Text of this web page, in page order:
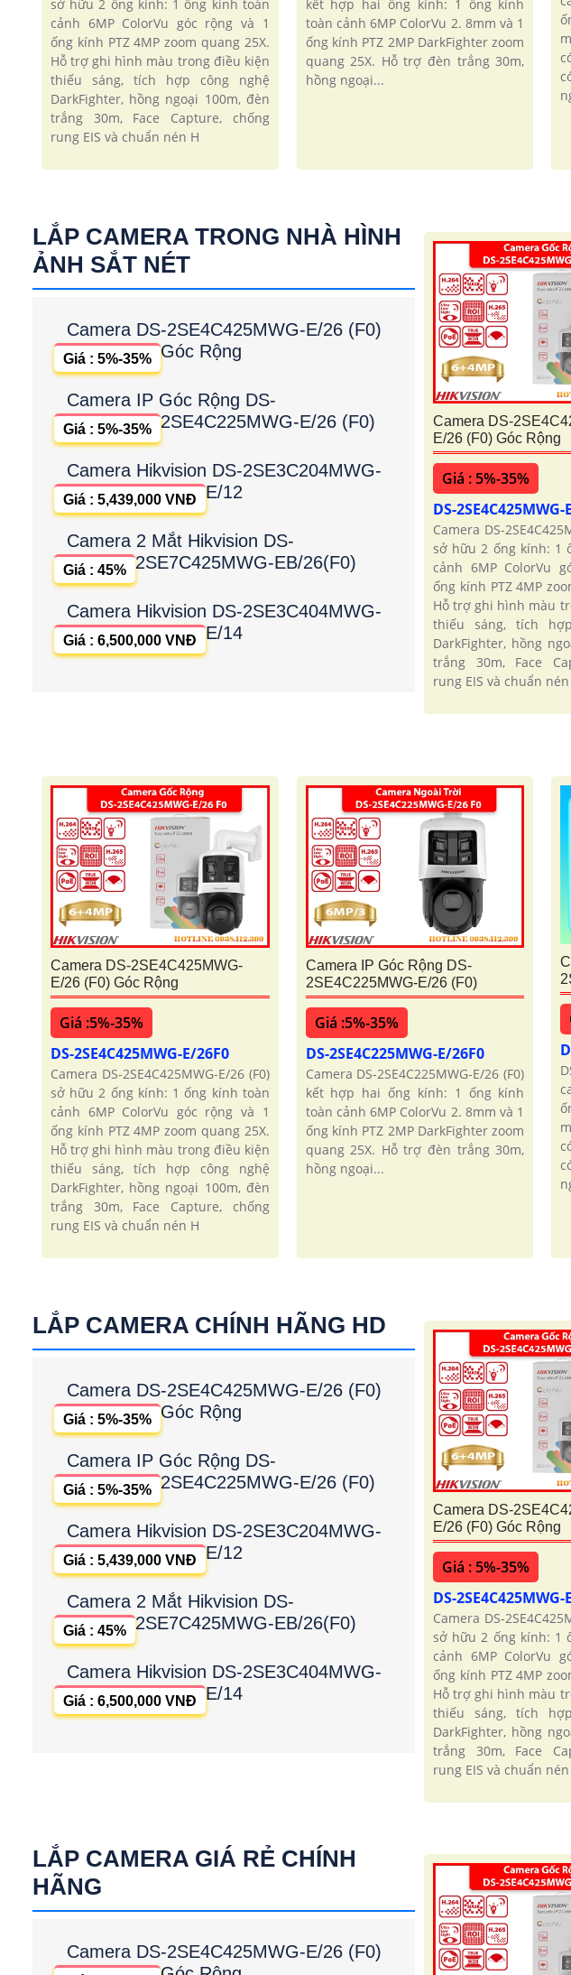
sở hữu 2 ống kính: 1 ống kính toàn
cảnh 6MP ColorVu góc rộng và 1
ống kính PTZ 4MP zoom quang 25X.
Hỗ trợ ghi hình màu trong điều kiện
thiếu sáng, tích hợp công nghệ
DarkFighter, hồng ngoại 100m, đèn
trắng 30m, Face Capture, chống
rung EIS và chuẩn nén H
kết hợp hai ống kính: 1 ống kính
toàn cảnh 6MP ColorVu 2. 8mm và 1
ống kính PTZ 2MP DarkFighter zoom
quang 25X. Hỗ trợ đèn trắng 30m,
hồng ngoại...
LẮP CAMERA TRONG NHÀ HÌNH
ẢNH SẮT NÉT
Camera DS-2SE4C425MWG-E/26 (F0)
Góc Rộng
Giá : 5%-35%
Camera IP Góc Rộng DS-
2SE4C225MWG-E/26 (F0)
Giá : 5%-35%
Camera Hikvision DS-2SE3C204MWG-
E/12
Giá : 5,439,000 VNĐ
Camera 2 Mắt Hikvision DS-
2SE7C425MWG-EB/26(F0)
Giá : 45%
Camera Hikvision DS-2SE3C404MWG-
E/14
Giá : 6,500,000 VNĐ
Camera DS-
E/26 (F0) Góc Rộng
Giá : 5%-35%
DS-2SE4C425MWG-
Camera DS-
sở hữu 2 ống kính: 1
cảnh 6MP ColorVu
ống kính PTZ 4MP
Hỗ trợ ghi hình màu
thiếu sáng, tích
DarkFighter, hồng
trắng 30m, Face
rung EIS và chuẩn nén
Camera DS-2SE4C425MWG-
E/26 (F0) Góc Rộng
Giá :5%-35%
DS-2SE4C425MWG-E/26F0
Camera DS-2SE4C425MWG-E/26 (F0)
sở hữu 2 ống kính: 1 ống kính toàn
cảnh 6MP ColorVu góc rộng và 1
ống kính PTZ 4MP zoom quang 25X.
Hỗ trợ ghi hình màu trong điều kiện
thiếu sáng, tích hợp công nghệ
DarkFighter, hồng ngoại 100m, đèn
trắng 30m, Face Capture, chống
rung EIS và chuẩn nén H
Camera IP Góc Rộng DS-
2SE4C225MWG-E/26 (F0)
Giá :5%-35%
DS-2SE4C225MWG-E/26F0
Camera DS-2SE4C225MWG-E/26 (F0)
kết hợp hai ống kính: 1 ống kính
toàn cảnh 6MP ColorVu 2. 8mm và 1
ống kính PTZ 2MP DarkFighter zoom
quang 25X. Hỗ trợ đèn trắng 30m,
hồng ngoại...
LẮP CAMERA CHÍNH HÃNG HD
Camera DS-2SE4C425MWG-E/26 (F0)
Góc Rộng
Giá : 5%-35%
Camera IP Góc Rộng DS-
2SE4C225MWG-E/26 (F0)
Giá : 5%-35%
Camera Hikvision DS-2SE3C204MWG-
E/12
Giá : 5,439,000 VNĐ
Camera 2 Mắt Hikvision DS-
2SE7C425MWG-EB/26(F0)
Giá : 45%
Camera Hikvision DS-2SE3C404MWG-
E/14
Giá : 6,500,000 VNĐ
Camera DS-
E/26 (F0) Góc Rộng
Giá : 5%-35%
DS-2SE4C425MWG-
Camera DS-
sở hữu 2 ống kính: 1
cảnh 6MP ColorVu
ống kính PTZ 4MP
Hỗ trợ ghi hình màu
thiếu sáng, tích
DarkFighter, hồng
trắng 30m, Face
rung EIS và chuẩn nén
LẮP CAMERA GIÁ RẺ CHÍNH
HÃNG
Camera DS-2SE4C425MWG-E/26 (F0)